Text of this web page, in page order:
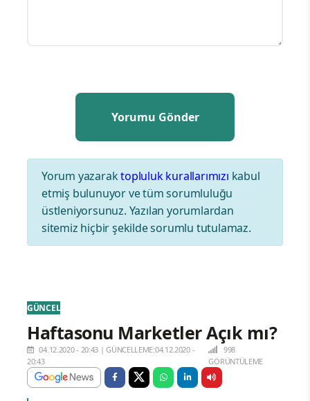
Yorum yazaraktopluluk kurallarımızı kabul
etmiş bulunuyor ve tüm sorumluluğu
üstleniyorsunuz. Yazılan yorumlardan
sitemiz hiçbir şekilde sorumlu tutulamaz.
GÜNCEL
Haftasonu Marketler Açık mı?
04.12.2020 - 20:43 |GÜNCELLEME:04.12.2020 -
20:43
998
GÖRÜNTÜLEME